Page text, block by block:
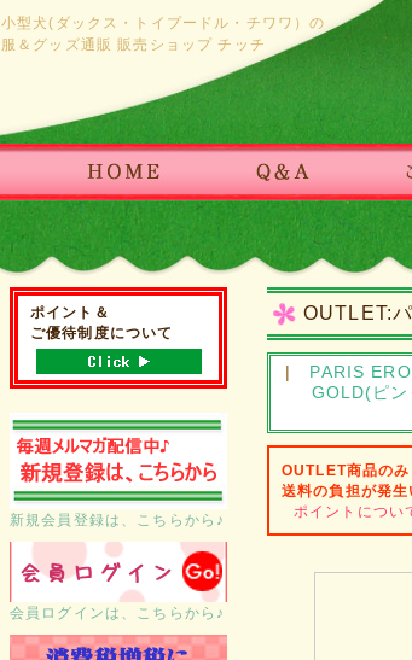
小型犬(ダックス・トイプードル・チワワ）の
服＆グッズ通販 販売ショップ チッチ
ポイント＆
ご優待制度について
新規会員登録は、こちらから♪
会員ログインは、こちらから♪
OUTLET:
| PARIS
GOLD(ピン
OUTLET商品のみ
送料の負担が発生
ポイントについ